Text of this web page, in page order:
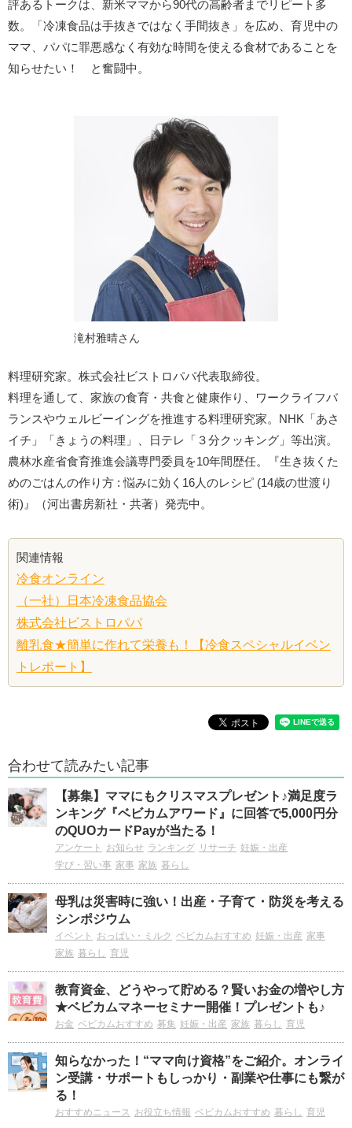
評あるトークは、新米ママから90代の高齢者までリピート多
数。「冷凍食品は手抜きではなく手間抜き」を広め、育児中の
ママ、パパに罪悪感なく有効な時間を使える食材であることを
知らせたい！ と奮闘中。
滝村雅晴さん
料理研究家。株式会社ビストロパパ代表取締役。
料理を通して、家族の食育・共食と健康作り、ワークライフバ
ランスやウェルビーイングを推進する料理研究家。NHK「あさ
イチ」「きょうの料理」、日テレ「３分クッキング」等出演。
農林水産省食育推進会議専門委員を10年間歴任。『生き抜くた
めのごはんの作り方 : 悩みに効く16人のレシピ (14歳の世渡り
術)』（河出書房新社・共著）発売中。
関連情報
冷食オンライン
（一社）日本冷凍食品協会
株式会社ビストロパパ
離乳食★簡単に作れて栄養も！【冷食スペシャルイベン
トレポート】
合わせて読みたい記事
【募集】ママにもクリスマスプレゼント♪満足度ラ
ンキング『ベビカムアワード』に回答で5,000円分
のQUOカードPayが当たる！
アンケート お知らせ ランキング リサーチ 妊娠・出産
学び・習い事 家事 家族 暮らし
母乳は災害時に強い！出産・子育て・防災を考える
シンポジウム
イベント おっぱい・ミルク ベビカムおすすめ 妊娠・出産 家事
家族 暮らし 育児
教育資金、どうやって貯める？賢いお金の増やし方
★ベビカムマネーセミナー開催！プレゼントも♪
お金 ベビカムおすすめ 募集 妊娠・出産 家族 暮らし 育児
知らなかった！“ママ向け資格”をご紹介。オンライ
ン受講・サポートもしっかり・副業や仕事にも繋が
る！
おすすめニュース お役立ち情報 ベビカムおすすめ 暮らし 育児